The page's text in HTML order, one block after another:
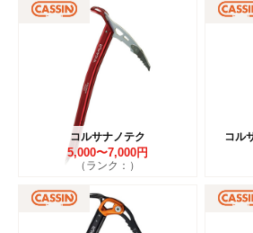
コルサナノテク
5,000〜7,000円
（ランク：）
コル